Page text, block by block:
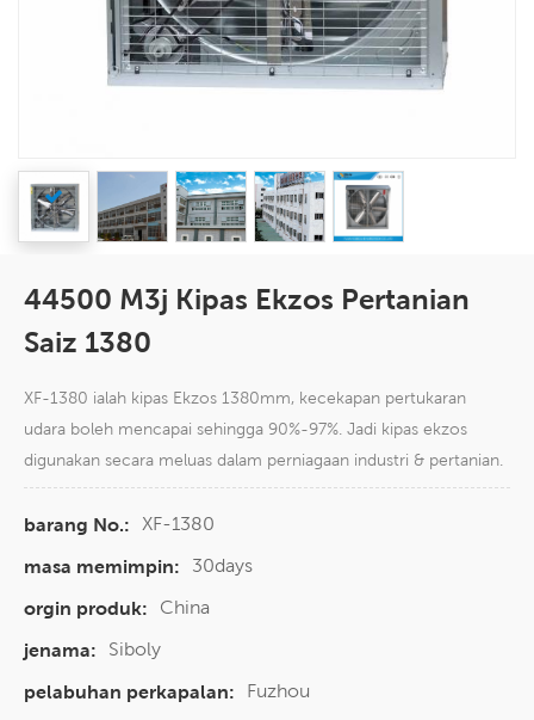
44500 M3j Kipas Ekzos Pertanian
Saiz 1380
XF-1380 ialah kipas Ekzos 1380mm, kecekapan pertukaran
udara boleh mencapai sehingga 90%-97%. Jadi kipas ekzos
digunakan secara meluas dalam perniagaan industri & pertanian.
barang No.: XF-1380
masa memimpin:
30days
orgin produk:
China
jenama:
Siboly
pelabuhan perkapalan:
Fuzhou